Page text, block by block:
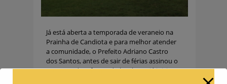
Já está aberta a temporada de veraneio na
Prainha de Candiota e para melhor atender
a comunidade, o Prefeito Adriano Castro
dos Santos, antes de sair de férias assinou o
processo de reforma do local, que já iniciou.